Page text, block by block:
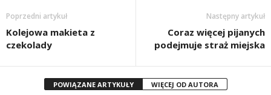
Poprzedni artykuł
Kolejowa makieta z
czekolady
Następny artykuł
Coraz więcej pijanych
podejmuje straż miejska
POWIĄZANE ARTYKUŁY WIĘCEJ OD AUTORA